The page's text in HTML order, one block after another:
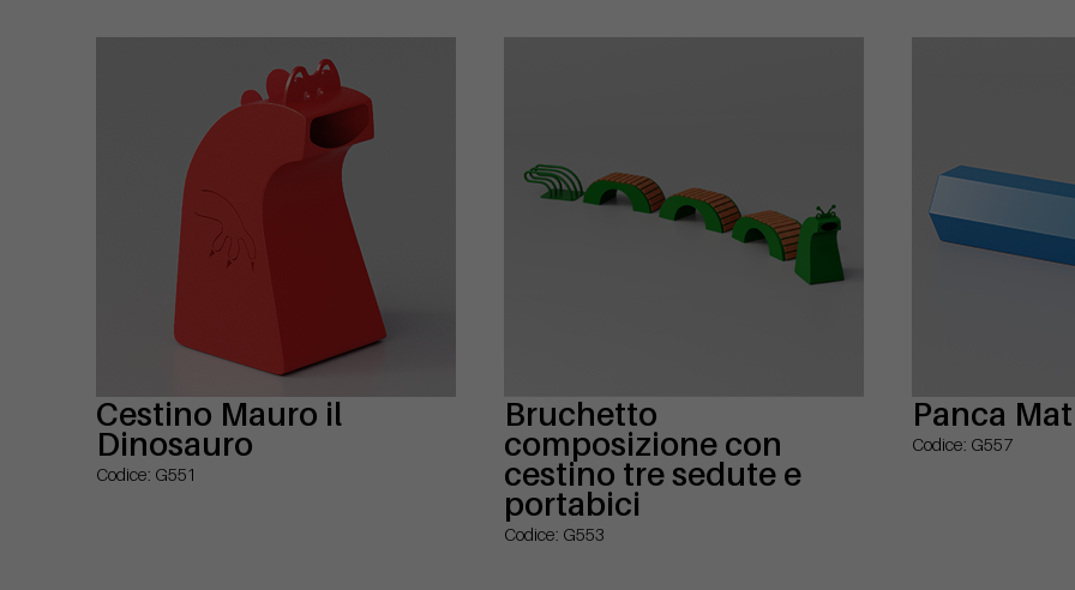
Cestino Mauro il
Dinosauro
Codice: G551
Bruchetto
composizione con
cestino tre sedute e
portabici
Codice: G553
Panca
Codice: G557